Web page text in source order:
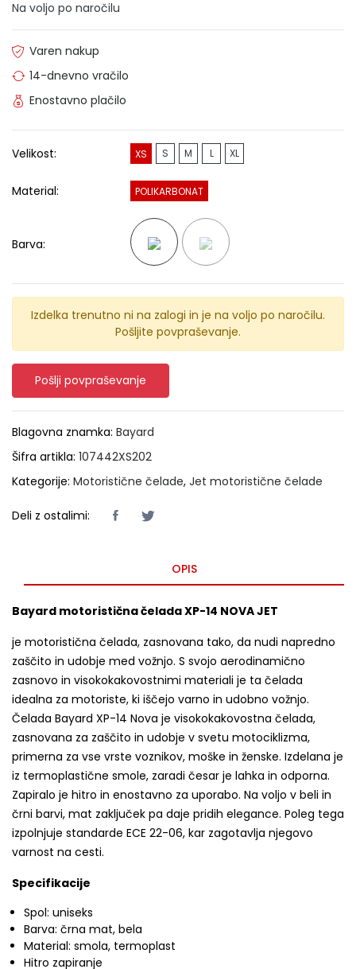
Na voljo po naročilu
Varen nakup
14-dnevno vračilo
Enostavno plačilo
Velikost: XS S M L XL
Material: POLIKARBONAT
Barva:
Izdelka trenutno ni na zalogi in je na voljo po naročilu.
Pošljite povpraševanje.
Pošlji povpraševanje
Blagovna znamka: Bayard
Šifra artikla: 107442XS202
Kategorije: Motoristične čelade, Jet motoristične čelade
Deli z ostalimi:
OPIS
Bayard motoristična čelada XP-14 NOVA JET
je motoristična čelada, zasnovana tako, da nudi napredno
zaščito in udobje med vožnjo. S svojo aerodinamično
zasnovo in visokokakovostnimi materiali je ta čelada
idealna za motoriste, ki iščejo varno in udobno vožnjo.
Čelada Bayard XP-14 Nova je visokokakovostna čelada,
zasnovana za zaščito in udobje v svetu motociklizma,
primerna za vse vrste voznikov, moške in ženske. Izdelana je
iz termoplastične smole, zaradi česar je lahka in odporna.
Zapiralo je hitro in enostavno za uporabo. Na voljo v beli in
črni barvi, mat zaključek pa daje pridih elegance. Poleg tega
izpolnjuje standarde ECE 22-06, kar zagotavlja njegovo
varnost na cesti.
Specifikacije
Spol: uniseks
Barva: črna mat, bela
Material: smola, termoplast
Hitro zapiranje